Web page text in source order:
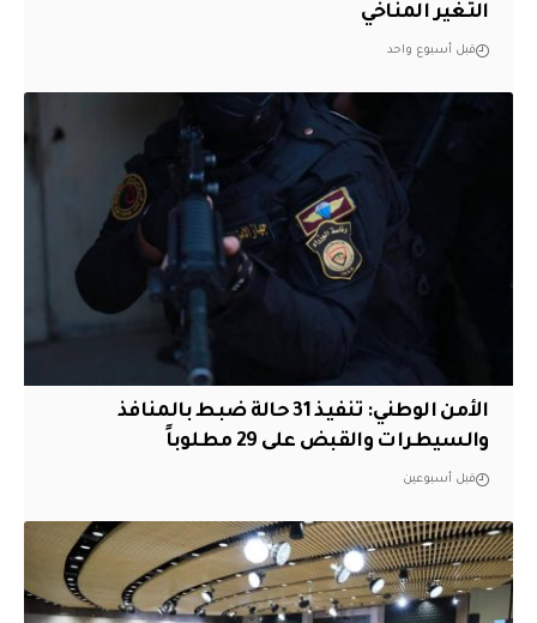
التغير المناخي
قبل أسبوع واحد
الأمن الوطني: تنفيذ 31 حالة ضبط بالمنافذ
والسيطرات والقبض على 29 مطلوباً
قبل أسبوعين